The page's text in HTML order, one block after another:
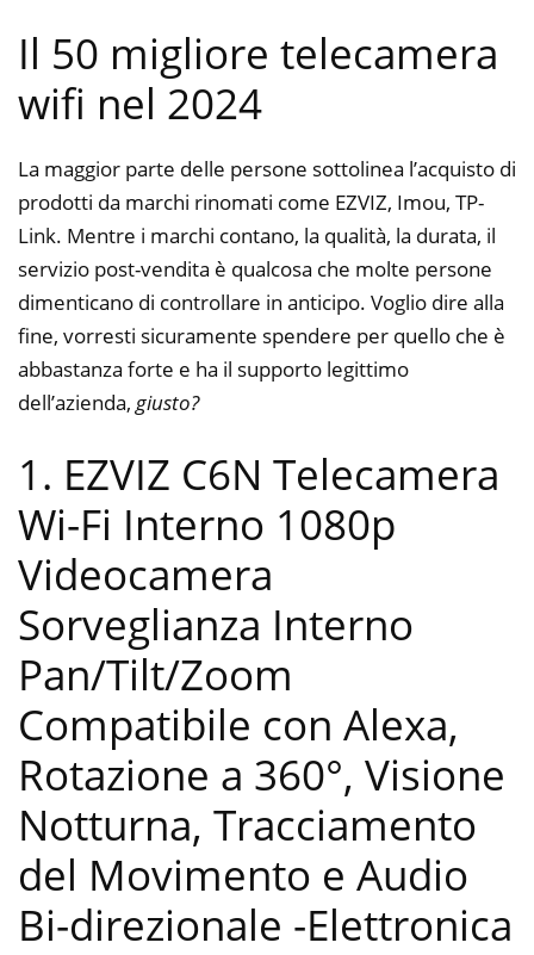
Il 50 migliore telecamera
wifi nel 2024
La maggior parte delle persone sottolinea l’acquisto di
prodotti da marchi rinomati come EZVIZ, Imou, TP-
Link. Mentre i marchi contano, la qualità, la durata, il
servizio post-vendita è qualcosa che molte persone
dimenticano di controllare in anticipo. Voglio dire alla
fine, vorresti sicuramente spendere per quello che è
abbastanza forte e ha il supporto legittimo
dell’azienda, giusto?
1. EZVIZ C6N Telecamera
Wi-Fi Interno 1080p
Videocamera
Sorveglianza Interno
Pan/Tilt/Zoom
Compatibile con Alexa,
Rotazione a 360°, Visione
Notturna, Tracciamento
del Movimento e Audio
Bi-direzionale -Elettronica